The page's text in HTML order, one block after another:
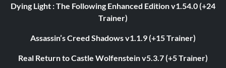
Dying Light : The Following Enhanced Edition v1.54.0 (+24
Trainer)
Assassin’s Creed Shadows v1.1.9 (+15 Trainer)
Real Return to Castle Wolfenstein v5.3.7 (+5 Trainer)